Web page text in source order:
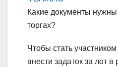
Какие документы нужны
торгах?
Чтобы стать
внести задаток за лот